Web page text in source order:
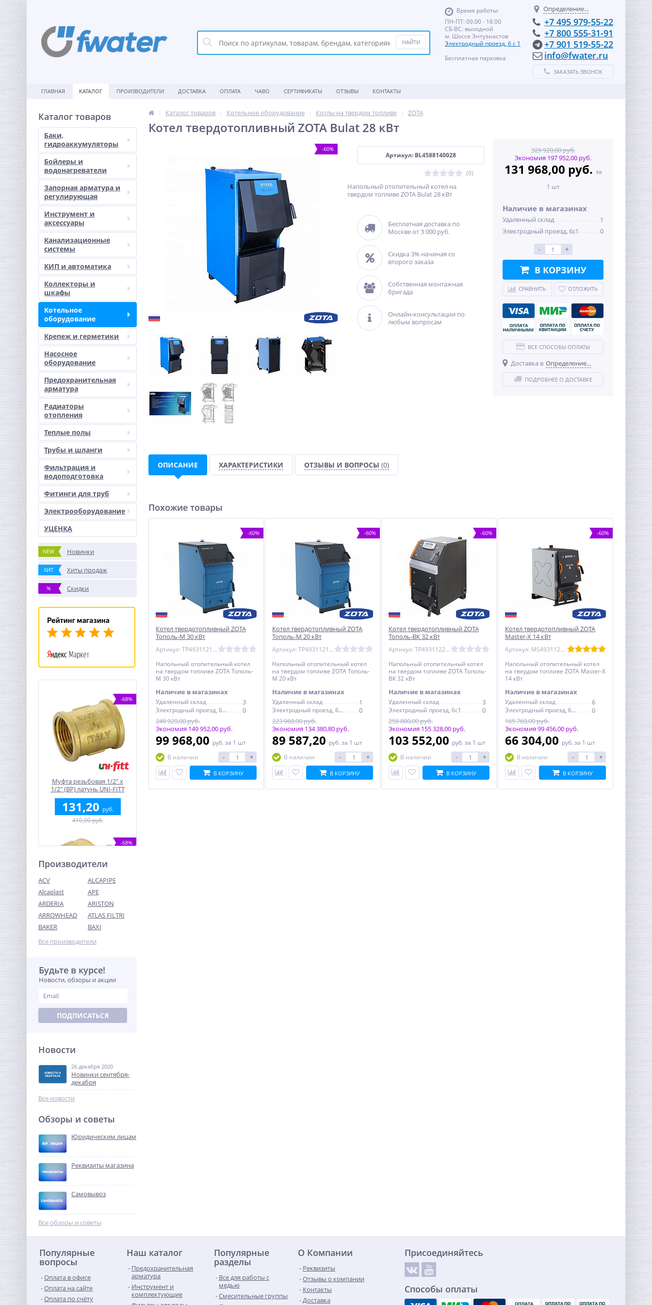
Время работы:
ПН-ПТ: 09.00 - 18.00
СБ-ВС: выходной
м. Шоссе Энтузиастов
Электродный проезд, 6 с 1
Бесплатная парковка
Определение...
+7 495 979-55-22
+7 800 555-31-91
+7 901 519-55-22
info@fwater.ru
ЗАКАЗАТЬ ЗВОНОК
ГЛАВНАЯ КАТАЛОГ ПРОИЗВОДИТЕЛИ ДОСТАВКА ОПЛАТА ЧАВО СЕРТИФИКАТЫ ОТЗЫВЫ КОНТАКТЫ
Каталог товаров
Баки,
гидроаккумуляторы
Бойлеры и
водонагреватели
Запорная арматура и
регулирующая
Инструмент и
аксессуары
Канализационные
системы
КИП и автоматика
Коллекторы и
шкафы
Котельное
оборудование
Крепеж и герметики
Насосное
оборудование
Предохранительная
арматура
Радиаторы
отопления
Теплые полы
Трубы и шланги
Фильтрация и
водоподготовка
Фитинги для труб
Электрооборудование
УЦЕНКА
NEW Новинки
ХИТ Хиты продаж
% Скидки
-68%
Муфта резьбовая 1/2" x
1/2" (ВР) латунь UNI-FITT
131,20 руб.
410,00 руб.
-68%
Переходник резьбовой
1"1/4 x 1/2" ВН латунь UNI-
FITT
362,88
Муфта резьбовая 2" x 2"
(ВР) латунь UNI-FITT
960,64
Система контроля
протечек Neptun Bugatti
Base 3/4"
73 285,00 руб.
-68%
Производители
ACV
ALCAPIPE
Alcaplast
APE
ARDERIA
ARISTON
ARROWHEAD
ATLAS FILTRI
BAKER
BAXI
Все производители
Будьте в курсе!
Новости, обзоры и акции
ПОДПИСАТЬСЯ
Новости
26 декабря 2020
Новинки сентября-
декабря
Все новости
Обзоры и советы
Юридическим лицам
Реквизиты магазина
Самовывоз
Все обзоры и советы
Каталог товаров Котельное оборудование Котлы на твердом топливе ZOTA
Котел твердотопливный ZOTA Bulat 28 кВт
-60%
Артикул: BL4588140028
(0)
Напольный отопительный котел на
твердом топливе ZOTA Bulat 28 кВт
Бесплатная доставка по
Москве от 3 000 руб.
Скидка 3% начиная со
второго заказа
Собственная монтажная
бригада
Онлайн-консультации по
любым вопросам
329 920,00 руб.
Экономия 197 952,00 руб.
131 968,00 руб. за
1 шт
Наличие в магазинах
Удаленный склад
1
Электродный проезд, 6с1
0
- +
В КОРЗИНУ
СРАВНИТЬ ОТЛОЖИТЬ
ВСЕ СПОСОБЫ ОПЛАТЫ
Доставка в Определение...
ПОДРОБНЕЕ О ДОСТАВКЕ
ОПИСАНИЕ ХАРАКТЕРИСТИКИ ОТЗЫВЫ И ВОПРОСЫ (0)
Похожие товары
-60%
Котел твердотопливный ZOTA
Тополь-М 30 кВт
Артикул: TP4931121030
Напольный отопительный котел
на твердом топливе ZOTA Тополь-
М 30 кВт
Наличие в магазинах
Удаленный склад 3
Электродный проезд, 6с1
0
249 920,00 руб.
Экономия 149 952,00 руб.
99 968,00 руб. за 1 шт
В наличии
- +
В КОРЗИНУ
-60%
Котел твердотопливный ZOTA
Тополь-М 20 кВт
Артикул: TP4931121020
Напольный отопительный котел
на твердом топливе ZOTA Тополь-
М 20 кВт
Наличие в магазинах
Удаленный склад 1
Электродный проезд, 6с1
0
223 968,00 руб.
Экономия 134 380,80 руб.
89 587,20 руб. за 1 шт
В наличии
- +
В КОРЗИНУ
-60%
Котел твердотопливный ZOTA
Тополь-ВК 32 кВт
Артикул: TP4931122032
Напольный отопительный котел
на твердом топливе ZOTA Тополь-
ВК 32 кВт
Наличие в магазинах
Удаленный склад 3
Электродный проезд, 6с1
0
258 880,00 руб.
Экономия 155 328,00 руб.
103 552,00 руб. за 1 шт
В наличии
- +
В КОРЗИНУ
-60%
Котел твердотопливный ZOTA
Master-X 14 кВт
Артикул: MS4931120014
Напольный отопительный котел
на твердом топливе ZOTA Master-X
14 кВт
Наличие в магазинах
Удаленный склад 6
Электродный проезд, 6с1
0
165 760,00 руб.
Экономия 99 456,00 руб.
66 304,00 руб. за 1 шт
В наличии
- +
В КОРЗИНУ
Популярные
вопросы
Оплата в офисе
Оплата на сайте
Оплата по счёту
Наш каталог
Предохранительная
арматура
Инструмент и
комплектующие
Популярные
разделы
Все для работы с
медью
Смесительные группы
О Компании
Реквизиты
Отзывы о компании
Контакты
Доставка
Присоединяйтесь
Способы оплаты